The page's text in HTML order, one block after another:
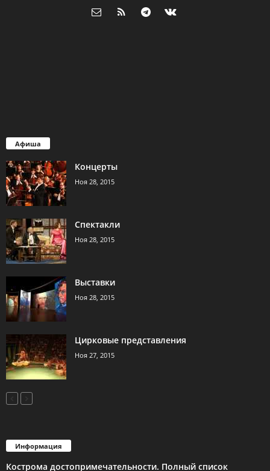
Афиша
Концерты
Ноя 28, 2015
Спектакли
Ноя 28, 2015
Выставки
Ноя 28, 2015
Цирковые представления
Ноя 27, 2015
Информация
Кострома достопримечательности. Полный список